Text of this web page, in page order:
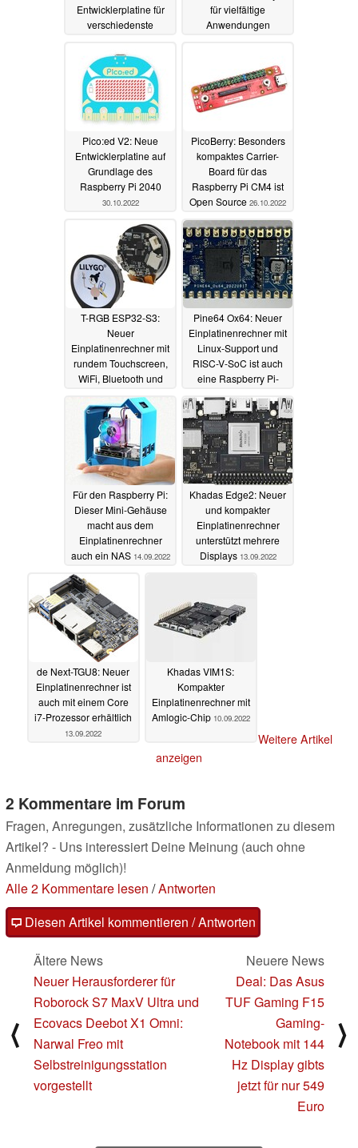
Entwicklerplatine für
verschiedenste
06.11.2022
für vielfältige
Anwendungen
Pico:ed V2: Neue
Entwicklerplatine auf
Grundlage des
Raspberry Pi 2040
30.10.2022
PicoBerry: Besonders
kompaktes Carrier-
Board für das
Raspberry Pi CM4 ist
Open Source 26.10.2022
T-RGB ESP32-S3:
Neuer
Einplatinenrechner mit
rundem Touchscreen,
WiFi, Bluetooth und
Akkusupport16.10.2022
Pine64 Ox64: Neuer
Einplatinenrechner mit
Linux-Support und
RISC-V-SoC ist auch
eine Raspberry Pi-
Alternative
15.10.2022
Für den Raspberry Pi:
Dieser Mini-Gehäuse
macht aus dem
Einplatinenrechner
auch ein NAS 14.09.2022
Khadas Edge2: Neuer
und kompakter
Einplatinenrechner
unterstützt mehrere
Displays 13.09.2022
de Next-TGU8: Neuer
Einplatinenrechner ist
auch mit einem Core
i7-Prozessor erhältlich
13.09.2022
Khadas VIM1S:
Kompakter
Einplatinenrechner mit
Amlogic-Chip 10.09.2022
Weitere Artikel
anzeigen
2 Kommentare im Forum
Fragen, Anregungen, zusätzliche Informationen zu diesem
Artikel? - Uns interessiert Deine Meinung (auch ohne
Anmeldung möglich)!
Alle 2 Kommentare lesen /Antworten
Diesen Artikel kommentieren / Antworten
⟨
Ältere News
Neuer Herausforderer für
Roborock S7 MaxV Ultra und
Ecovacs Deebot X1 Omni:
Narwal Freo mit
Selbstreinigungsstation
vorgestellt
Neuere News
Deal: Das Asus
TUF Gaming F15
Gaming-
Notebook mit 144
Hz Display gibts
jetzt für nur 549
Euro
⟩